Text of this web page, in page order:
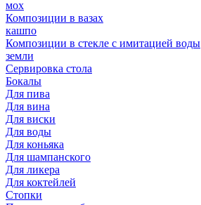
мох
Композиции в вазах
кашпо
Композиции в стекле с имитацией воды
земли
Сервировка стола
Бокалы
Для пива
Для вина
Для виски
Для воды
Для коньяка
Для шампанского
Для ликера
Для коктейлей
Стопки